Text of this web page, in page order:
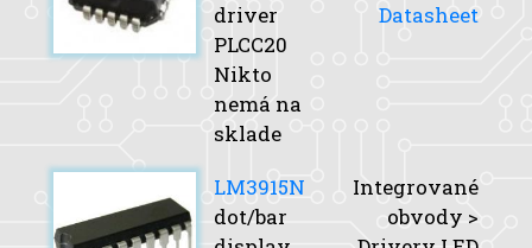
driver
PLCC20
Nikto
nemá na
sklade
Datasheet
LM3915N
dot/bar
Integrované
obvody >